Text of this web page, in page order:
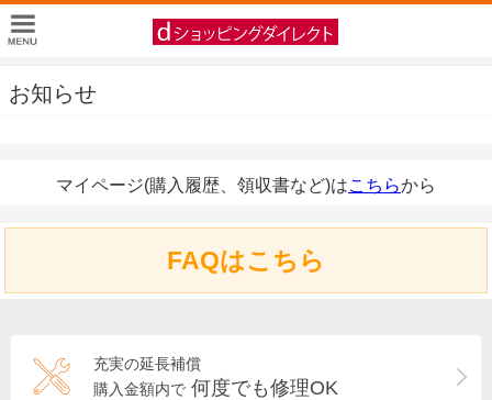
お知らせ
マイページ(購入履歴、領収書など)はこちらから
FAQはこちら
充実の延長補償
購入金額内で 何度でも修理OK